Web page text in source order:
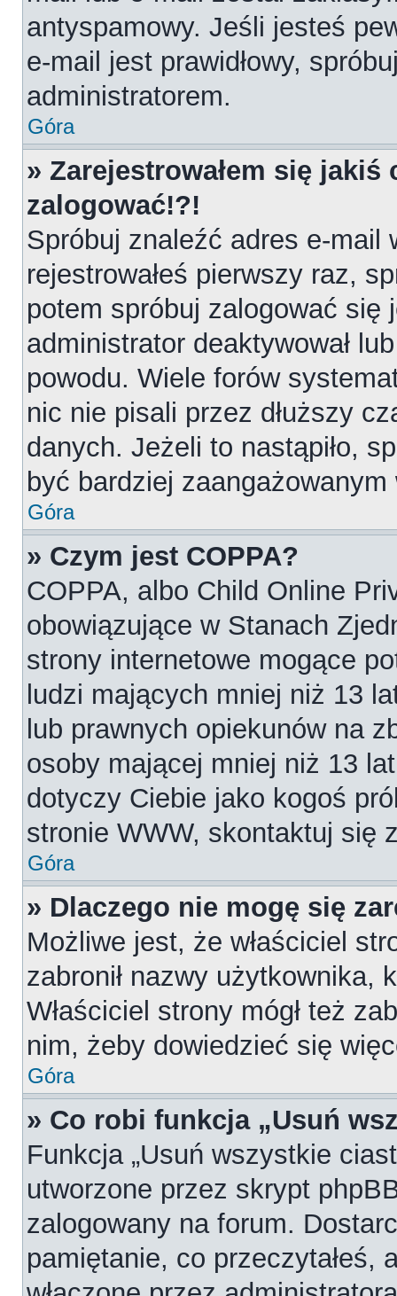
antyspamowy. Jeśli jesteś
e-mail jest prawidłowy,
administratorem.
Góra
» Zarejestrowałem się
zalogować!?!
Spróbuj znaleźć adres e-mail
rejestrowałeś pierwszy raz,
potem spróbuj zalogować
administrator deaktywował
powodu. Wiele forów
nic nie pisali przez dłuższy
danych. Jeżeli to nastąpiło,
być bardziej
Góra
» Czym jest COPPA?
COPPA, albo Child Online
obowiązujące w Stanach
strony internetowe mogące
ludzi mających mniej niż 13
lub prawnych opiekunów na
osoby mającej mniej niż 13
dotyczy Ciebie jako kogoś
stronie WWW, skontaktuj się
Góra
» Dlaczego nie mogę się
Możliwe jest, że właściciel
zabronił nazwy użytkownika,
Właściciel strony mógł też
nim, żeby dowiedzieć się
Góra
» Co robi funkcja „Usuń
Funkcja „Usuń wszystkie
utworzone przez skrypt
zalogowany na forum.
pamiętanie, co przeczytałeś,